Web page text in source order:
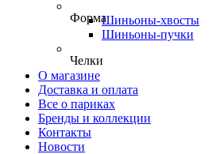
ФормаШиньоны-хвосты
Шиньоны-пучки
Челки
О магазине
Доставка и оплата
Все о париках
Бренды и коллекции
Контакты
Новости